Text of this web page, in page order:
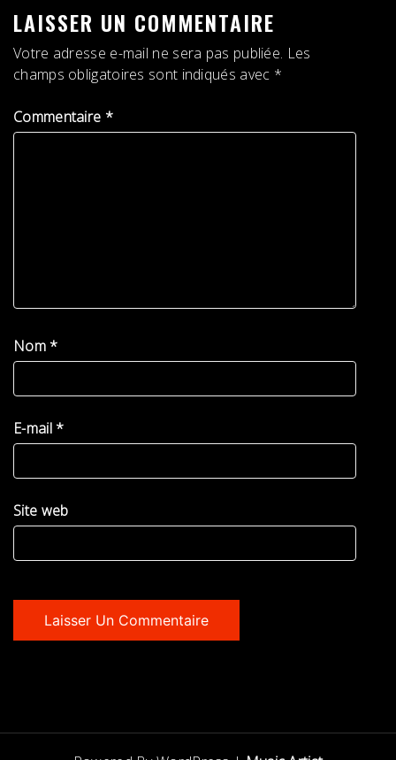
LAISSER UN COMMENTAIRE
Votre adresse e-mail ne sera pas publiée. Les
champs obligatoires sont indiqués avec *
Commentaire *
Nom *
E-mail *
Site web